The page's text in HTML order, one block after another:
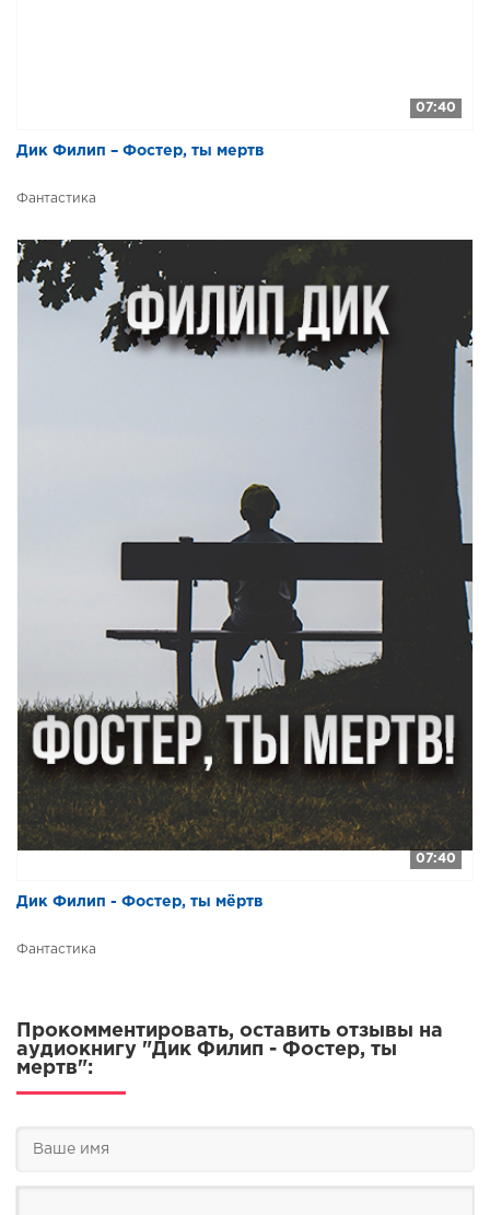
07:40
Дик Филип – Фостер, ты мертв
Фантастика
07:40
Дик Филип - Фостер, ты мёртв
Фантастика
Прокомментировать, оставить отзывы на
аудиокнигу "Дик Филип - Фостер, ты
мертв":